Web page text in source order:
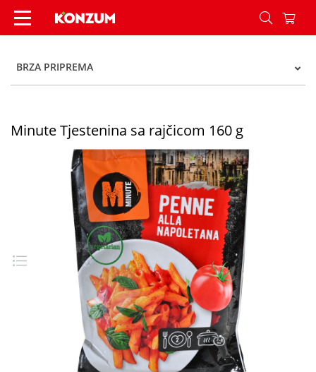
Minute Tjestenina sa rajčicom 160 g - Konzum
BRZA PRIPREMA
Minute Tjestenina sa rajčicom 160 g